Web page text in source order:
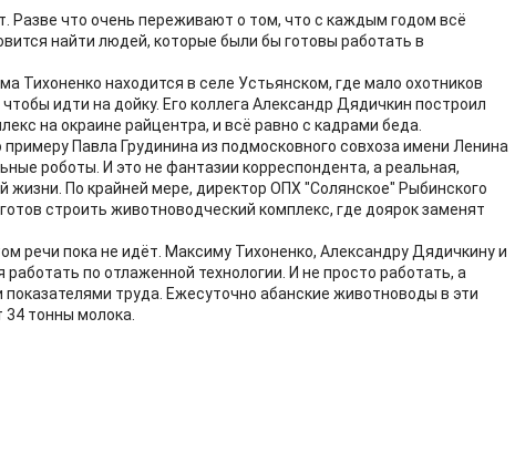
Разве что очень переживают о том, что с каждым годом всё
найти людей, которые были бы готовы работать в
Тихоненко находится в селе Устьянском, где мало охотников
идти на дойку. Его коллега Александр Дядичкин построил
на окраине райцентра, и всё равно с кадрами беда.
Павла Грудинина из подмосковного совхоза имени Ленина
роботы. И это не фантазии корреспондента, а реальная,
жизни. По крайней мере, директор ОПХ "Солянское" Рыбинского
строить животноводческий комплекс, где доярок заменят
речи пока не идёт. Максиму Тихоненко, Александру Дядичкину и
по отлаженной технологии. И не просто работать, а
труда. Ежесуточно абанские животноводы в эти
тонны молока.